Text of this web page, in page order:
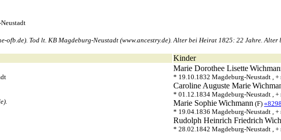
Tod lt. KB Magdeburg-Neustadt (www.ancestry.de). Alter bei Heirat 1825: 22 Jahre.
Kinder
Marie Dorothee Lisette
* 19.10.1832 Magdeburg-Neustadt , +
Caroline Auguste Marie
* 01.12.1834 Magdeburg-Neustadt , +
Marie SophieWichmann (F)
* 19.04.1836 Magdeburg-Neustadt , +
Rudolph Heinrich Friedrich
* 28.02.1842 Magdeburg-Neustadt , +